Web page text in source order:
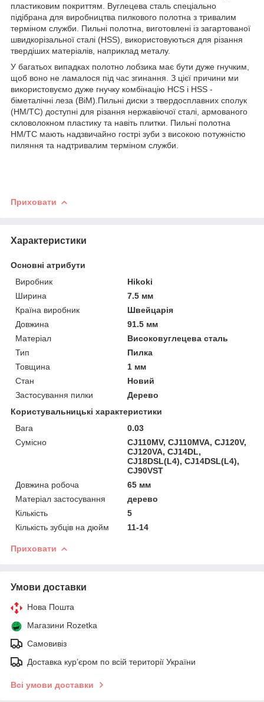
пластиковим покриттям. Вуглецева сталь спеціально
підібрана для виробництва пилкового полотна з тривалим
терміном служби. Пильні полотна, виготовлені із загартованої
швидкорізальної сталі (HSS), використовуються для різання
твердіших матеріалів, наприклад металу.
У багатьох випадках полотно лобзика має бути дуже гнучким,
щоб воно не ламалося під час згинання. З цієї причини ми
використовуємо дуже гнучку комбінацію HCS і HSS -
біметалічні леза (BiM).Пильні диски з твердосплавних сполук
(HM/TC) доступні для різання нержавіючої сталі, армованого
скловолокном пластику та навіть плитки. Пильні полотна
HM/TC мають надзвичайно гострі зуби з високою потужністю
пиляння та надтривалим терміном служби.
Приховати
Характеристики
Основні атрибути
Виробник
Hikoki
Ширина
7.5 мм
Країна виробник
Швейцарія
Довжина
91.5 мм
Матеріал
Високовуглецева сталь
Тип
Пилка
Товщина
1 мм
Стан
Новий
Застосування пилки
Дерево
Користувальницькі характеристики
Вага
0.03
Сумісно
CJ110MV, CJ110MVA, CJ120V,
CJ120VA, CJ14DL,
CJ18DSL(L4), CJ14DSL(L4),
CJ90VST
Довжина робоча
65 мм
Матеріал застосування
дерево
Кількість
5
Кількість зубців на дюйм
11-14
Приховати
Умови доставки
Нова Пошта
Магазини Rozetka
Самовивіз
Доставка кур’єром по всій території України
Всі умови доставки